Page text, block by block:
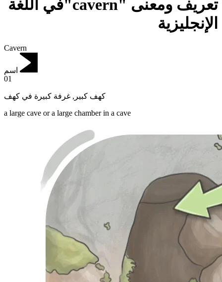
تعريف ومعنى "cavern"في اللغة
الإنجليزية
Cavern
اسم
01
كهف كبير , غرفة كبيرة في كهف
a large cave or a large chamber in a cave